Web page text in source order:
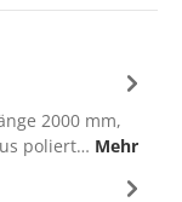
2000 mm,
poliert… Mehr